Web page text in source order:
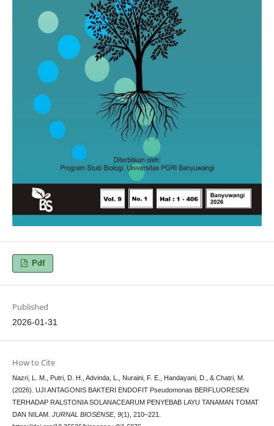
Pdf
Published
2026-01-31
How to Cite
Nazri, L. M., Putri, D. H., Advinda, L., Nuraini, F. E., Handayani, D., & Chatri, M.
(2026). UJI ANTAGONIS BAKTERI ENDOFIT Pseudomonas BERFLUORESEN
TERHADAP RALSTONIA SOLANACEARUM PENYEBAB LAYU TANAMAN TOMAT
DAN NILAM. JURNAL BIOSENSE, 9(1), 210–221.